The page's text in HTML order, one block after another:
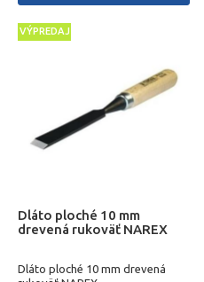
VÝPREDAJ
Dláto ploché 10 mm
drevená rukoväť NAREX
Dláto ploché 10 mm drevená